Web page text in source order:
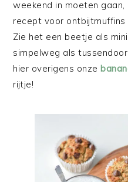
weekend in moeten
recept voor
Zie het een beetje als
simpelweg als
hier overigens onze
rijtje!